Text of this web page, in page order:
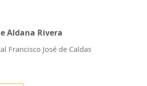
Aldana Rivera
Francisco José de Caldas